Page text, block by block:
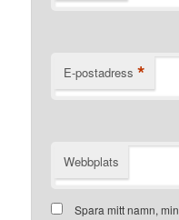
E-postadress *
Webbplats
Spara mitt namn,